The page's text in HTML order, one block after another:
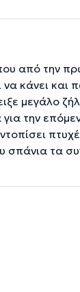
από την
κάνει
μεγάλο
την
σπάνια τα